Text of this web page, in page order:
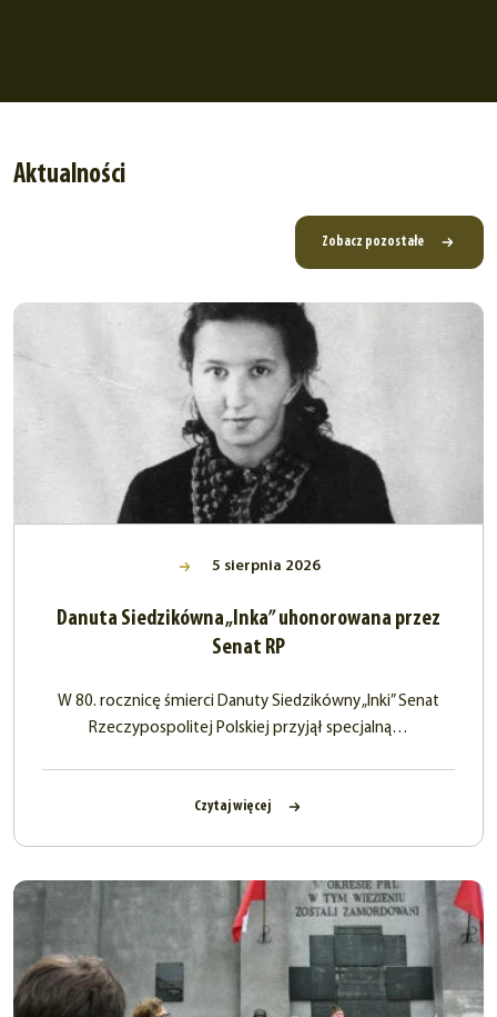
Aktualności
Zobacz pozostałe
5 sierpnia 2026
Danuta Siedzikówna „Inka” uhonorowana przez
Senat RP
W 80. rocznicę śmierci Danuty Siedzikówny „Inki” Senat
Rzeczypospolitej Polskiej przyjął specjalną…
Czytaj więcej